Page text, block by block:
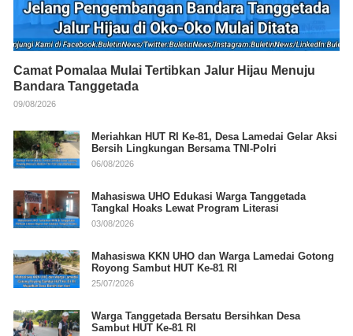
Camat Pomalaa Mulai Tertibkan Jalur Hijau Menuju
Bandara Tanggetada
09/08/2026
Meriahkan HUT RI Ke-81, Desa Lamedai Gelar Aksi
Bersih Lingkungan Bersama TNI-Polri
06/08/2026
Mahasiswa UHO Edukasi Warga Tanggetada
Tangkal Hoaks Lewat Program Literasi
03/08/2026
Mahasiswa KKN UHO dan Warga Lamedai Gotong
Royong Sambut HUT Ke-81 RI
25/07/2026
Warga Tanggetada Bersatu Bersihkan Desa
Sambut HUT Ke-81 RI